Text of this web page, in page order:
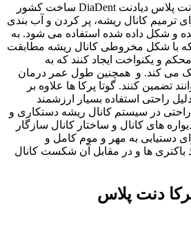
تقاربی 4%-6% دنت پلاس دیادنت DiaDent ساخت کشور
ترمیم کانال ریشه، پر کردن و آب بندی
و شکل داده شده استفاده می شود. به
با شکل مخروطی کانال ریشه مطابقت
و یکنواخت ایجاد کنند که به
می کند. و همچنین طول عمر درمان
تضمین کنند. گوتا پرکا ها علاوه بر
راحتی استفاده بسیار ارزشمند
راحتی در سیستم کانال ریشه دستکاری و
های کانال و ساختار کانال سازگار
دستیابی به مهر و موم کامل و
ها و در مقابل آن شکست کانال
دنت پلاس